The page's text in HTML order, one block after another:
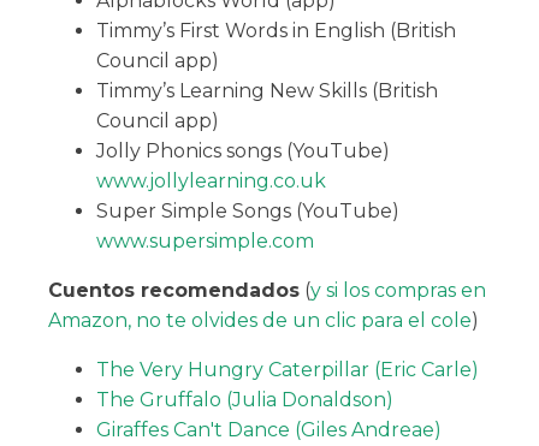
Timmy’s First Words in English (British
Council app)
Timmy’s Learning New Skills (British
Council app)
Jolly Phonics songs (YouTube)
www.jollylearning.co.uk
Super Simple Songs (YouTube)
www.supersimple.com
Cuentos recomendados (y si los compras en
Amazon, no te olvides de un clic para el cole)
The Very Hungry Caterpillar (Eric Carle)
The Gruffalo (Julia Donaldson)
Giraffes Can't Dance (Giles Andreae)